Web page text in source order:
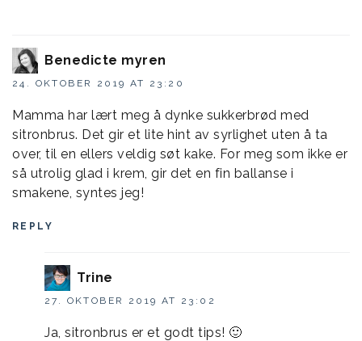
Benedicte myren
24. OKTOBER 2019 AT 23:20
Mamma har lært meg å dynke sukkerbrød med
sitronbrus. Det gir et lite hint av syrlighet uten å ta
over, til en ellers veldig søt kake. For meg som ikke er
så utrolig glad i krem, gir det en fin ballanse i
smakene, syntes jeg!
REPLY
Trine
27. OKTOBER 2019 AT 23:02
Ja, sitronbrus er et godt tips! 🙂